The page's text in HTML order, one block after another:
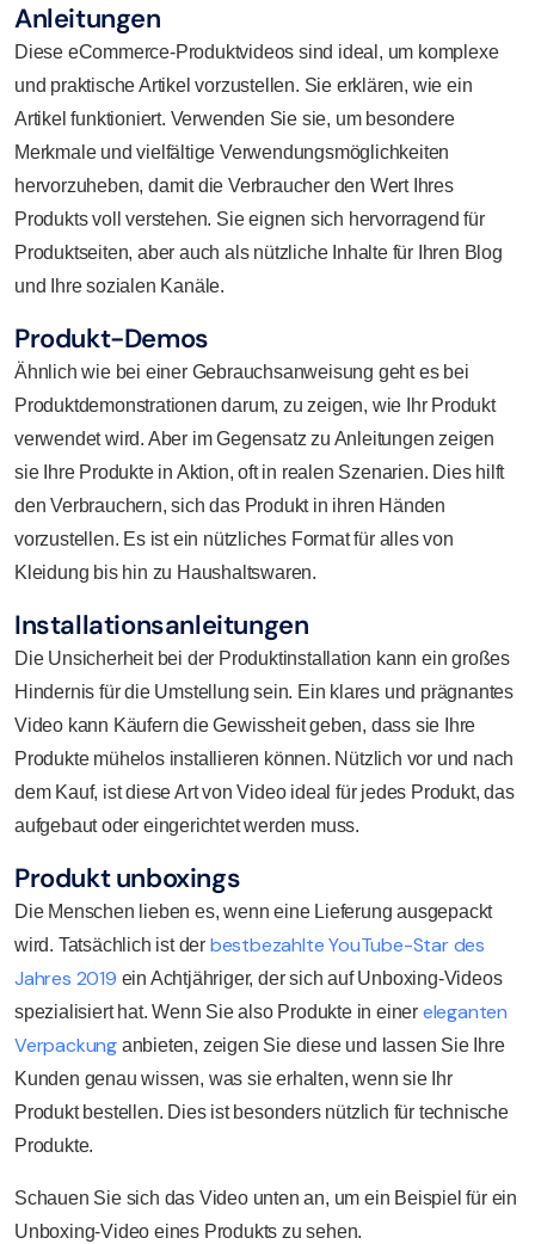
Anleitungen
Diese eCommerce-Produktvideos sind ideal, um komplexe
und praktische Artikel vorzustellen. Sie erklären, wie ein
Artikel funktioniert. Verwenden Sie sie, um besondere
Merkmale und vielfältige Verwendungsmöglichkeiten
hervorzuheben, damit die Verbraucher den Wert Ihres
Produkts voll verstehen. Sie eignen sich hervorragend für
Produktseiten, aber auch als nützliche Inhalte für Ihren Blog
und Ihre sozialen Kanäle.
Produkt-Demos
Ähnlich wie bei einer Gebrauchsanweisung geht es bei
Produktdemonstrationen darum, zu zeigen, wie Ihr Produkt
verwendet wird. Aber im Gegensatz zu Anleitungen zeigen
sie Ihre Produkte in Aktion, oft in realen Szenarien. Dies hilft
den Verbrauchern, sich das Produkt in ihren Händen
vorzustellen. Es ist ein nützliches Format für alles von
Kleidung bis hin zu Haushaltswaren.
Installationsanleitungen
Die Unsicherheit bei der Produktinstallation kann ein großes
Hindernis für die Umstellung sein. Ein klares und prägnantes
Video kann Käufern die Gewissheit geben, dass sie Ihre
Produkte mühelos installieren können. Nützlich vor und nach
dem Kauf, ist diese Art von Video ideal für jedes Produkt, das
aufgebaut oder eingerichtet werden muss.
Produkt unboxings
Die Menschen lieben es, wenn eine Lieferung ausgepackt
wird. Tatsächlich ist der bestbezahlte YouTube-Star des
Jahres 2019 ein Achtjähriger, der sich auf Unboxing-Videos
spezialisiert hat. Wenn Sie also Produkte in einer eleganten
Verpackung anbieten, zeigen Sie diese und lassen Sie Ihre
Kunden genau wissen, was sie erhalten, wenn sie Ihr
Produkt bestellen. Dies ist besonders nützlich für technische
Produkte.
Schauen Sie sich das Video unten an, um ein Beispiel für ein
Unboxing-Video eines Produkts zu sehen.